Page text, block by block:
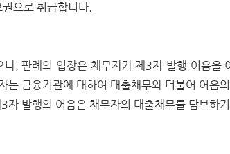
으로 취급합니다.
, 판례의 입장은 채무자가 제3자 발행 어음을
는 금융기관에 대하여 대출채무와 더불어 어음
자 발행의 어음은 채무자의 대출채무를 담보하